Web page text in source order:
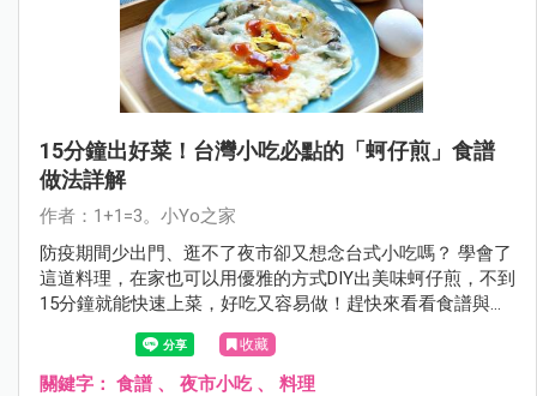
15分鐘出好菜！台灣小吃必點的「蚵仔煎」食譜
做法詳解
作者：1+1=3。小Yo之家
防疫期間少出門、逛不了夜市卻又想念台式小吃嗎？ 學會了
這道料理，在家也可以用優雅的方式DIY出美味蚵仔煎，不到
15分鐘就能快速上菜，好吃又容易做！趕快來看看食譜與做
收藏
關鍵字： 食譜 、 夜市小吃、 料理